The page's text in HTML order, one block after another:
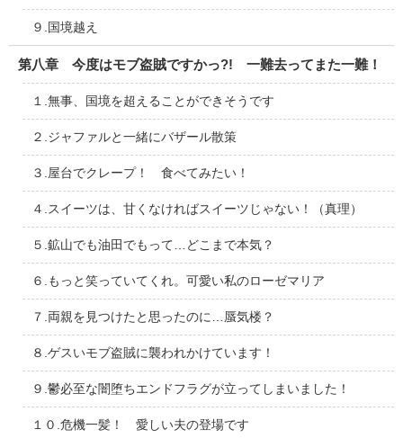
９.国境越え
第八章 今度はモブ盗賊ですかっ?! 一難去ってまた一難！
１.無事、国境を超えることができそうです
２.ジャファルと一緒にバザール散策
３.屋台でクレープ！ 食べてみたい！
４.スイーツは、甘くなければスイーツじゃない！（真理）
５.鉱山でも油田でもって…どこまで本気？
６.もっと笑っていてくれ。可愛い私のローゼマリア
７.両親を見つけたと思ったのに…蜃気楼？
８.ゲスいモブ盗賊に襲われかけています！
９.鬱必至な闇堕ちエンドフラグが立ってしまいました！
１０.危機一髪！ 愛しい夫の登場です